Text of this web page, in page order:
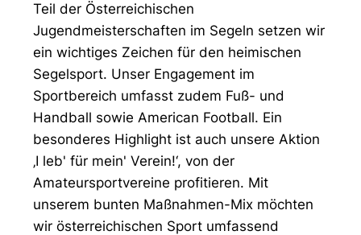
Teil der Österreichischen
Jugendmeisterschaften im Segeln setzen wir
ein wichtiges Zeichen für den heimischen
Segelsport. Unser Engagement im
Sportbereich umfasst zudem Fuß- und
Handball sowie American Football. Ein
besonderes Highlight ist auch unsere Aktion
‚I leb' für mein' Verein!‘, von der
Amateursportvereine profitieren. Mit
unserem bunten Maßnahmen-Mix möchten
wir österreichischen Sport umfassend